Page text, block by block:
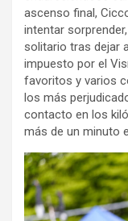
ascenso final,
intentar
solitario tras dejar
impuesto por el
favoritos y varios
los más
contacto en los
más de un minuto